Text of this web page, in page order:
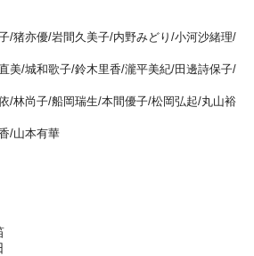
/猪亦優/岩間久美子/内野みどり/小河沙緒理/
美/城和歌子/鈴木里香/瀧平美紀/田邊詩保子/
/林尚子/船岡瑞生/本間優子/松岡弘起/丸山裕
/山本有華